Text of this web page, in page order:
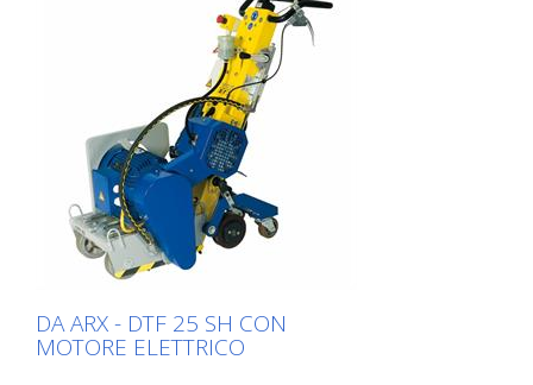
DA ARX - DTF 25 SH CON
MOTORE ELETTRICO